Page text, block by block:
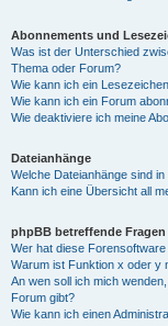
Abonnements und
Was ist der Unterschied
Thema oder Forum?
Wie kann ich ein
Wie kann ich ein Forum
Wie deaktiviere ich meine
Dateianhänge
Welche Dateianhänge sind
Kann ich eine Übersicht all
phpBB betreffende Fragen
Wer hat diese
Warum ist Funktion x oder y
An wen soll ich mich
Forum gibt?
Wie kann ich einen